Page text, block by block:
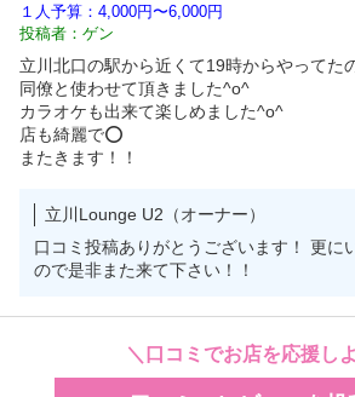
１人予算：4,000円〜6,000円
投稿者：ゲン
立川北口の駅から近くて19時からやってた
同僚と使わせて頂きました^o^
カラオケも出来て楽しめました^o^
店も綺麗で⭕️
またきます！！
立川Lounge U2（オーナー）
口コミ投稿ありがとうございます！ 更に
ので是非また来て下さい！！
＼口コミでお店を応援し